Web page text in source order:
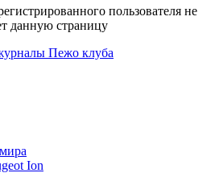
пользователя не
данную страницу
Пежо клуба
Ion